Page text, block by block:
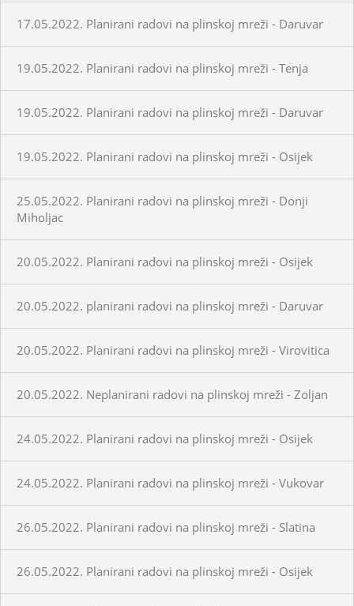
17.05.2022. Planirani radovi na plinskoj mreži - Daruvar
19.05.2022. Planirani radovi na plinskoj mreži - Tenja
19.05.2022. Planirani radovi na plinskoj mreži - Daruvar
19.05.2022. Planirani radovi na plinskoj mreži - Osijek
25.05.2022. Planirani radovi na plinskoj mreži - Donji
Miholjac
20.05.2022. Planirani radovi na plinskoj mreži - Osijek
20.05.2022. planirani radovi na plinskoj mreži - Daruvar
20.05.2022. Planirani radovi na plinskoj mreži - Virovitica
20.05.2022. Neplanirani radovi na plinskoj mreži - Zoljan
24.05.2022. Planirani radovi na plinskoj mreži - Osijek
24.05.2022. Planirani radovi na plinskoj mreži - Vukovar
26.05.2022. Planirani radovi na plinskoj mreži - Slatina
26.05.2022. Planirani radovi na plinskoj mreži - Osijek